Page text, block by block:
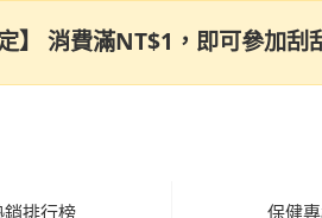
銷排行榜 保健
】 消費滿NT$1，即可參加刮